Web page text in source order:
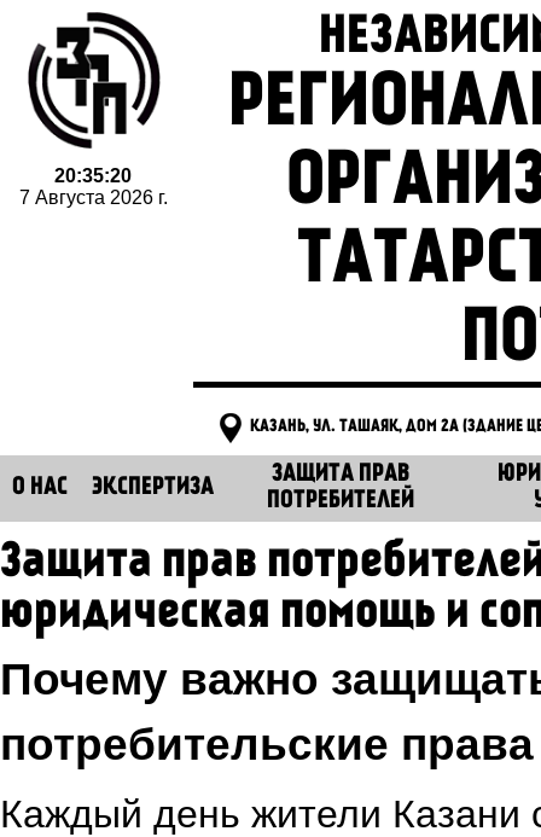
20:35:21
7 Августа 2026 г.
КАЗАНЬ, УЛ. ТАШАЯК, ДОМ 2А (ЗДАНИЕ
О НАС ЭКСПЕРТИЗА
ЗАЩИТА ПРАВ
ПОТРЕБИТЕЛЕЙ
Защита прав
юридическая помощь и
Почему важно
потребительские права
Каждый день жители Казани